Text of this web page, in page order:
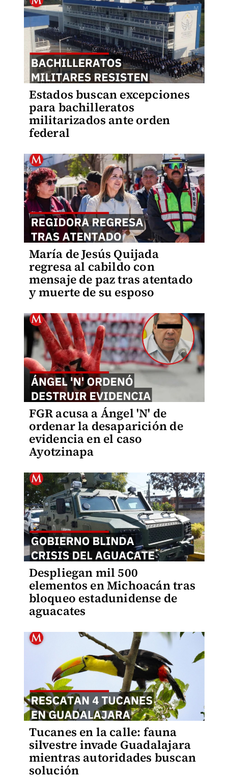
Estados buscan excepciones
para bachilleratos
militarizados ante orden
federal
María de Jesús Quijada
regresa al cabildo con
mensaje de paz tras atentado
y muerte de su esposo
FGR acusa a Ángel 'N' de
ordenar la desaparición de
evidencia en el caso
Ayotzinapa
Despliegan mil 500
elementos en Michoacán tras
bloqueo estadunidense de
aguacates
Tucanes en la calle: fauna
silvestre invade Guadalajara
mientras autoridades buscan
solución